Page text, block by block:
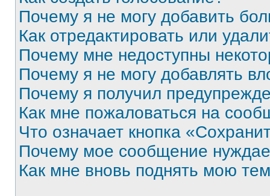
Почему я не могу добавить
Как отредактировать или
Почему мне недоступны
Почему я не могу добавлять
Почему я получил
Как мне пожаловаться на
Что означает кнопка
Почему мое сообщение
Как мне вновь поднять мою